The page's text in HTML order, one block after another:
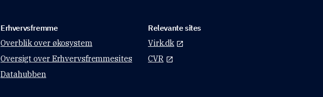
Erhvervsfremme
Overblik over økosystem
Oversigt over Erhvervsfremmesites
Datahubben
Relevante sites
Virk.dk
CVR